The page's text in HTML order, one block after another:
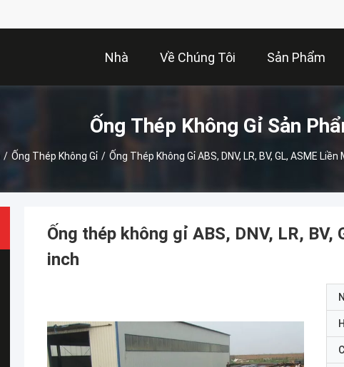
Nhà Về Chúng Tôi Sản Phẩm
Ống Thép Không Gỉ Sản
/ Ống Thép Không Gỉ / Ống Thép Không Gỉ ABS, DNV, LR, BV, GL, ASME
Ống thép không gỉ ABS, DNV, LR,
inch